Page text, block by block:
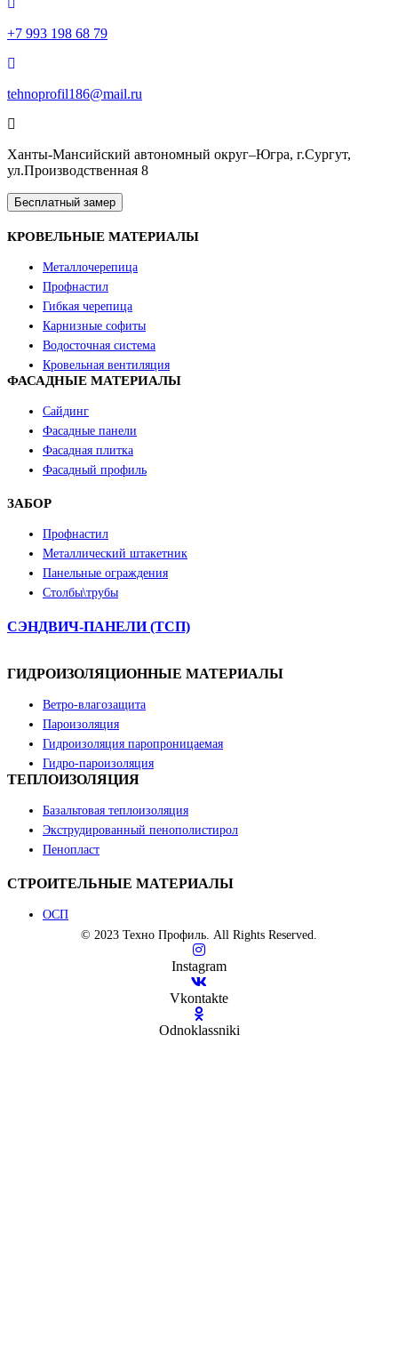
+7 993 198 68 79
tehnoprofil186@mail.ru
Ханты-Мансийский автономный округ–Югра, г.Сургут,
ул.Производственная 8
Бесплатный замер
КРОВЕЛЬНЫЕ МАТЕРИАЛЫ
Металлочерепица
Профнастил
Гибкая черепица
Карнизные софиты
Водосточная система
Кровельная вентиляция
ФАСАДНЫЕ МАТЕРИАЛЫ
Сайдинг
Фасадные панели
Фасадная плитка
Фасадный профиль
ЗАБОР
Профнастил
Металлический штакетник
Панельные ограждения
Столбы\трубы
СЭНДВИЧ-ПАНЕЛИ (ТСП)
ГИДРОИЗОЛЯЦИОННЫЕ МАТЕРИАЛЫ
Ветро-влагозащита
Пароизоляция
Гидроизоляция паропроницаемая
Гидро-пароизоляция
ТЕПЛОИЗОЛЯЦИЯ
Базальтовая теплоизоляция
Экструдированный пенополистирол
Пенопласт
СТРОИТЕЛЬНЫЕ МАТЕРИАЛЫ
ОСП
© 2023 Техно Профиль. All Rights Reserved.
Instagram
Vkontakte
Odnoklassniki